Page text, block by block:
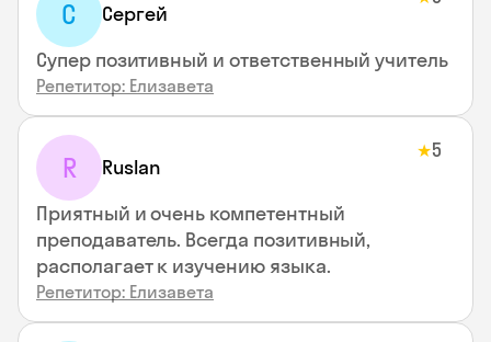
С Сергей
Супер позитивный и ответственный учитель
Репетитор: Елизавета
R Ruslan
★5
Приятный и очень компетентный
преподаватель. Всегда позитивный,
располагает к изучению языка.
Репетитор: Елизавета